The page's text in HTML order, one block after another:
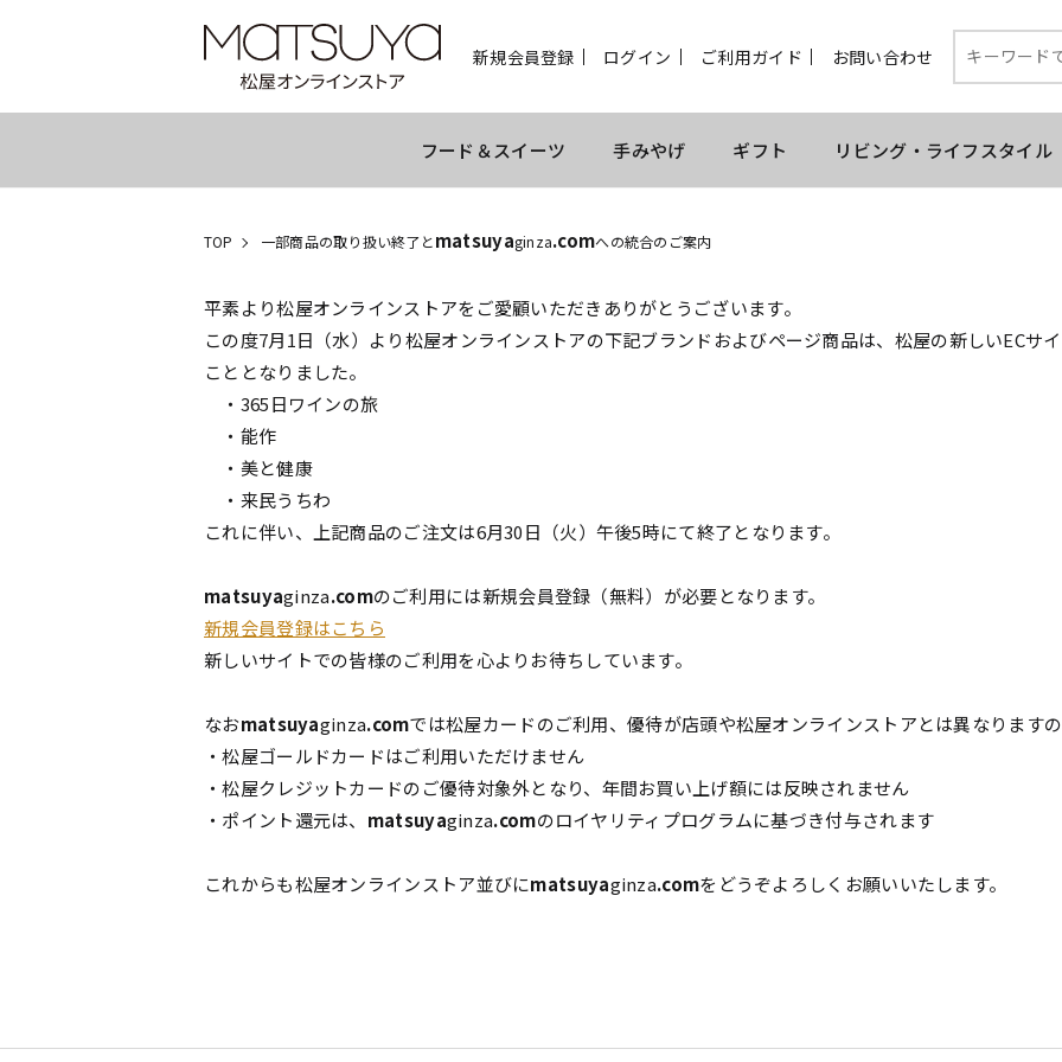
新規会員登録 ログイン ご利用ガイド お問い合わせ
フード＆スイーツ 手みやげ ギフト リビング・ライフスタイル
TOP 一部商品の取り扱い終了とmatsuyaginza.comへの統合のご案内
平素より松屋オンラインストアをご愛顧いただきありがとうございます。
この度7月1日（水）より松屋オンラインストアの下記ブランドおよびページ商品は、松屋の新しいECサ
こととなりました。
・365日ワインの旅
・能作
・美と健康
・来民うちわ
これに伴い、上記商品のご注文は6月30日（火）午後5時にて終了となります。
matsuyaginza.comのご利用には新規会員登録（無料）が必要となります。
新規会員登録はこちら
新しいサイトでの皆様のご利用を心よりお待ちしています。
なおmatsuyaginza.comでは松屋カードのご利用、優待が店頭や松屋オンラインストアとは異なりますの
・松屋ゴールドカードはご利用いただけません
・松屋クレジットカードのご優待対象外となり、年間お買い上げ額には反映されません
・ポイント還元は、 matsuyaginza.comのロイヤリティプログラムに基づき付与されます
これからも松屋オンラインストア並びにmatsuyaginza.comをどうぞよろしくお願いいたします。